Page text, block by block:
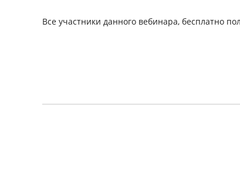
Все участники данного вебинара, бесплатно